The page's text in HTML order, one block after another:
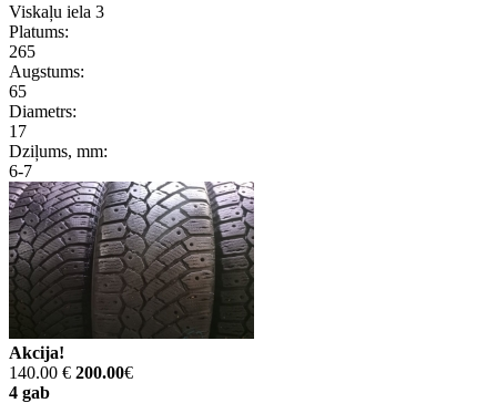
Viskaļu iela 3
Platums:
265
Augstums:
65
Diametrs:
17
Dziļums, mm:
6-7
Akcija!
140.00 € 200.00€
4 gab